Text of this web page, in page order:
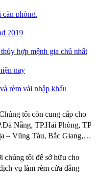
căn phòng.
2019
hợp mệnh gia chủ nhất
nay
rèm vải nhập khẩu
tôi còn cung cấp cho
Nẵng, TP.Hải Phòng, TP
– Vũng Tàu, Bắc Giang,…
chúng tôi để sở hữu cho
vụ làm rèm cửa đẳng